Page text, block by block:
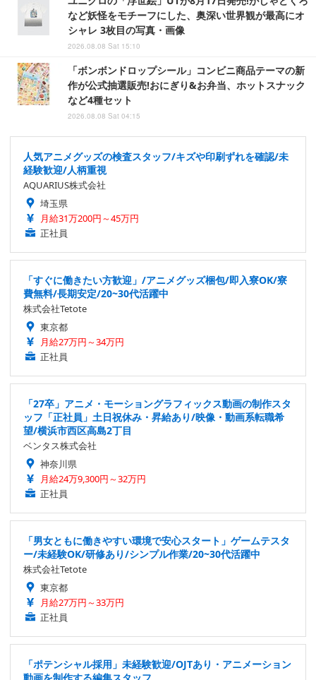
など妖怪をモチーフにした、奥深い世界観が最高にオ
シャレ 3枚目の写真・画像
2026.08.08 Sat 15:10
「ボンボンドロップシール」コンビニ商品テーマの新
作が公式抽選販売!おにぎり&お弁当、ホットスナック
など4種セット
2026.08.08 Sat 04:15
人気アニメグッズの検査スタッフ/キズや印刷ずれを確認/未
経験歓迎/人柄重視
AQUARIUS株式会社
埼玉県
月給31万200円～45万円
正社員
「すぐに働きたい方歓迎」/アニメグッズ梱包/即入寮OK/寮
費無料/長期安定/20~30代活躍中
株式会社Tetote
東京都
月給27万円～34万円
正社員
「27卒」アニメ・モーショングラフィックス動画の制作スタ
ッフ「正社員」土日祝休み・昇給あり/映像・動画系転職希
望/横浜市西区高島2丁目
ベンタス株式会社
神奈川県
月給24万9,300円～32万円
正社員
「男女ともに働きやすい環境で安心スタート」ゲームテスタ
ー/未経験OK/研修あり/シンプル作業/20~30代活躍中
株式会社Tetote
東京都
月給27万円～33万円
正社員
「ポテンシャル採用」未経験歓迎/OJTあり・アニメーション